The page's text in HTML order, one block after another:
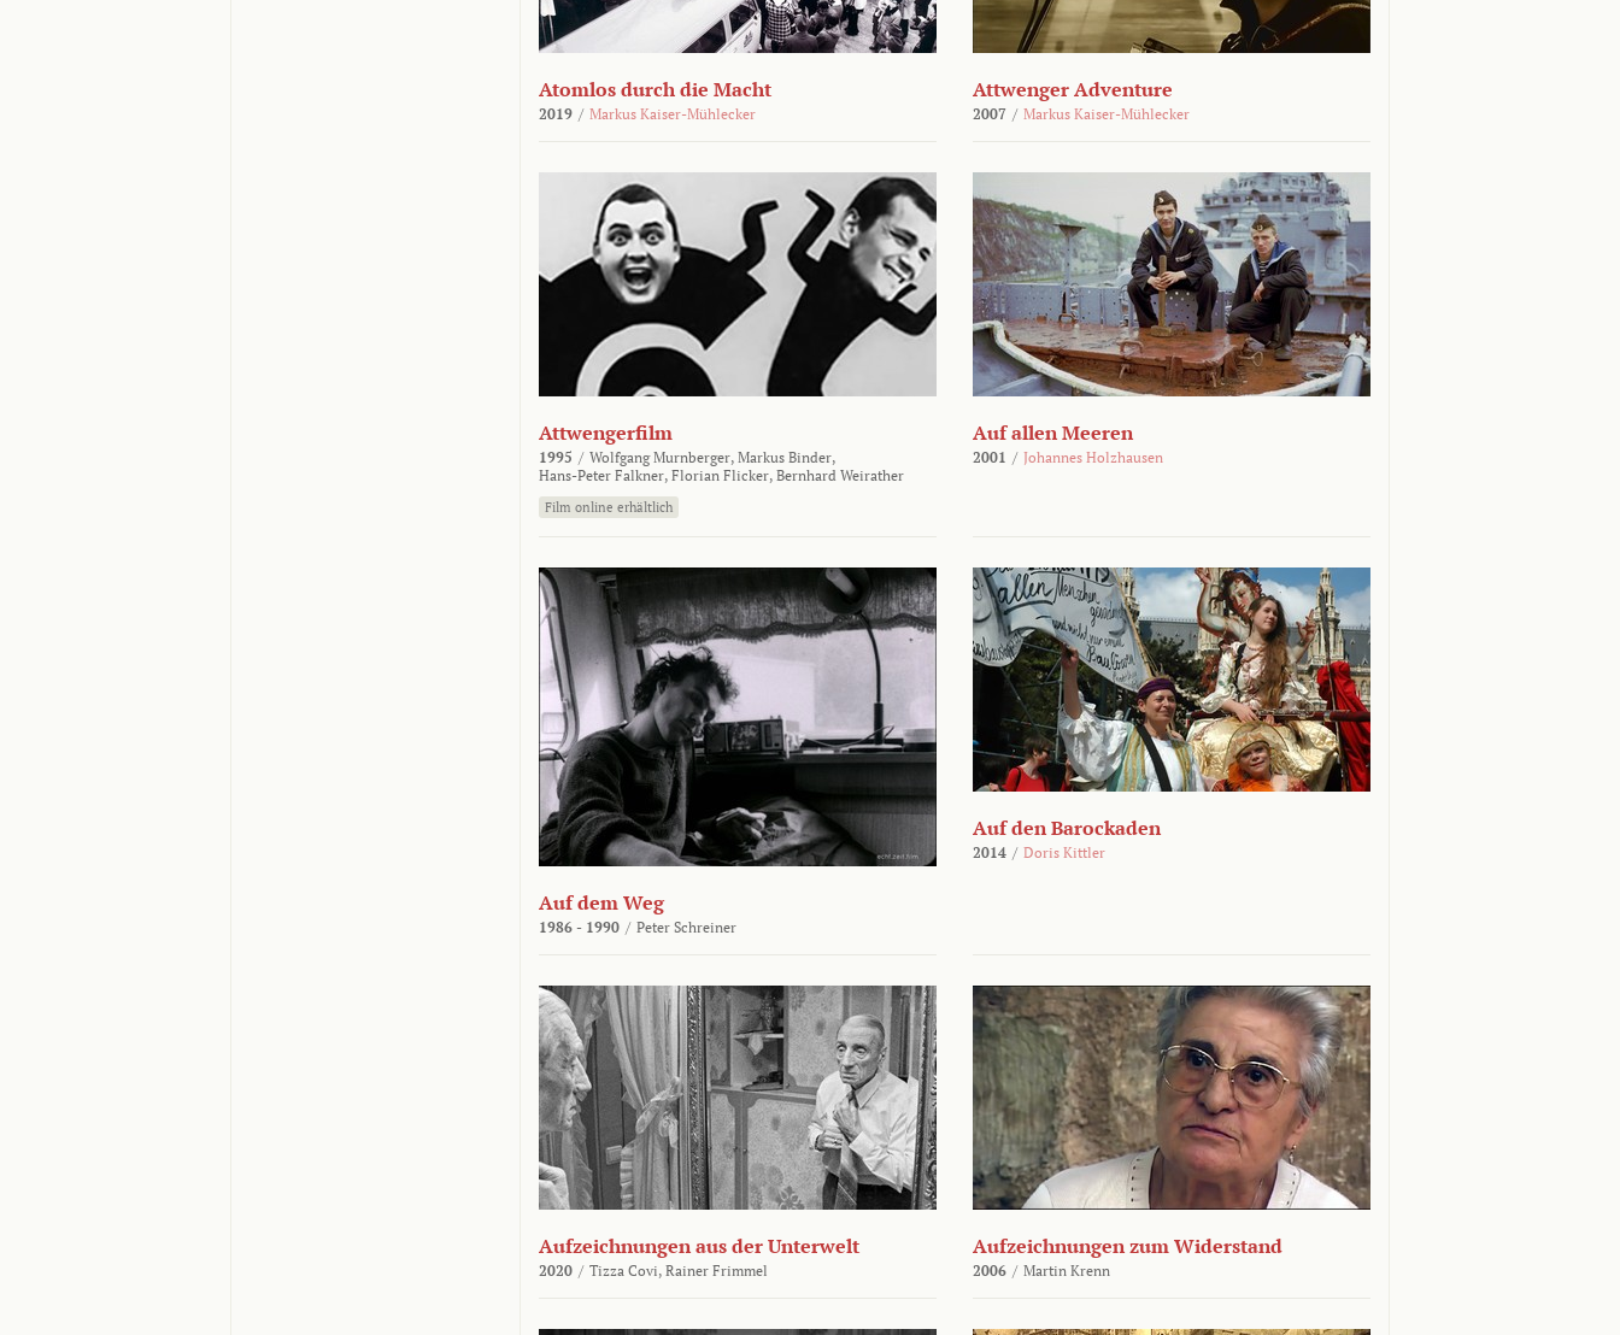
Atomlos durch die Macht
2019 / Markus Kaiser-Mühlecker
Attwenger Adventure
2007 / Markus Kaiser-Mühlecker
Attwengerfilm
1995 / Wolfgang Murnberger, Markus Binder,
Hans-Peter Falkner, Florian Flicker, Bernhard Weirather
Film online erhältlich
Auf allen Meeren
2001 / Johannes Holzhausen
Auf dem Weg
1986 - 1990 / Peter Schreiner
Auf den Barockaden
2014 / Doris Kittler
Aufzeichnungen aus der Unterwelt
2020 / Tizza Covi, Rainer Frimmel
Aufzeichnungen zum Widerstand
2006 / Martin Krenn